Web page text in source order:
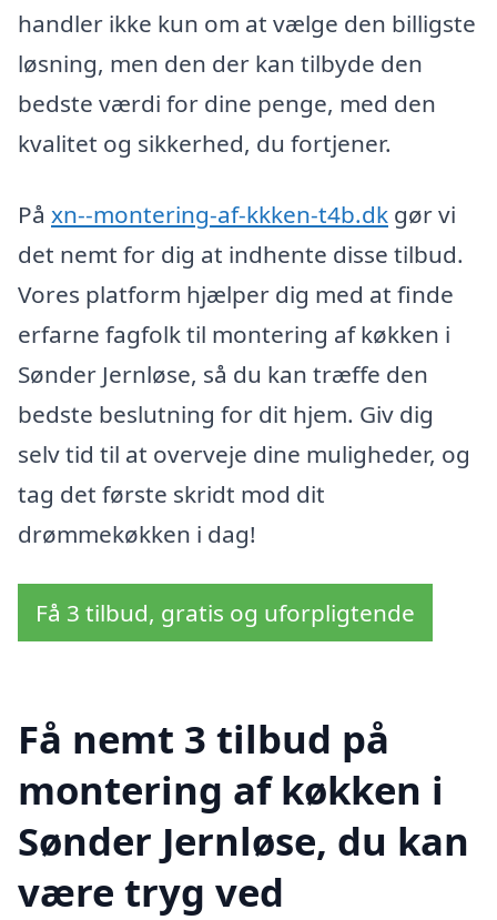
handler ikke kun om at vælge den billigste
løsning, men den der kan tilbyde den
bedste værdi for dine penge, med den
kvalitet og sikkerhed, du fortjener.
På xn--montering-af-kkken-t4b.dk gør vi
det nemt for dig at indhente disse tilbud.
Vores platform hjælper dig med at finde
erfarne fagfolk til montering af køkken i
Sønder Jernløse, så du kan træffe den
bedste beslutning for dit hjem. Giv dig
selv tid til at overveje dine muligheder, og
tag det første skridt mod dit
drømmekøkken i dag!
Få 3 tilbud, gratis og uforpligtende
Få nemt 3 tilbud på
montering af køkken i
Sønder Jernløse, du kan
være tryg ved